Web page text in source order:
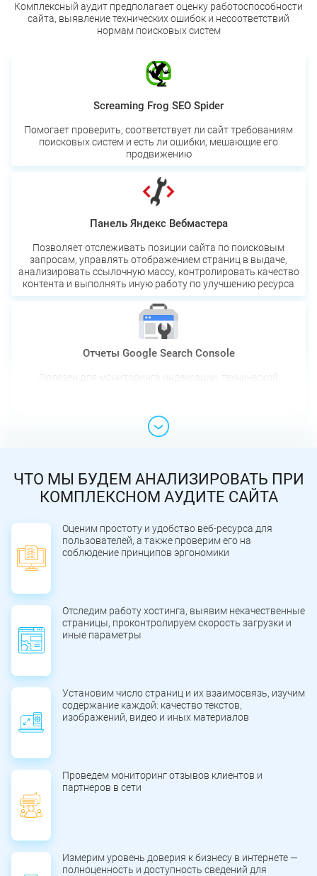
Комплексный аудит предполагает оценку работоспособности
сайта, выявление технических ошибок и несоответствий
нормам поисковых систем
Screaming Frog SEO Spider
Помогает проверить, соответствует ли сайт требованиям
поисковых систем и есть ли ошибки, мешающие его
продвижению
Панель Яндекс Вебмастера
Позволяет отслеживать позиции сайта по поисковым
запросам, управлять отображением страниц в выдаче,
анализировать ссылочную массу, контролировать качество
контента и выполнять иную работу по улучшению ресурса
Отчеты Google Search Console
Полезен для мониторинга индексации, технической
ЧТО МЫ БУДЕМ АНАЛИЗИРОВАТЬ ПРИ
КОМПЛЕКСНОМ АУДИТЕ САЙТА
Оценим простоту и удобство веб-ресурса для
пользователей, а также проверим его на
соблюдение принципов эргономики
Отследим работу хостинга, выявим некачественные
страницы, проконтролируем скорость загрузки и
иные параметры
Установим число страниц и их взаимосвязь, изучим
содержание каждой: качество текстов,
изображений, видео и иных материалов
Проведем мониторинг отзывов клиентов и
партнеров в сети
Измерим уровень доверия к бизнесу в интернете —
полноценность и доступность сведений для